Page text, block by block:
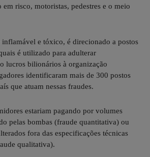
em risco, motoristas, pedestres e o meio
e tóxico, é direcionado a postos
é utilizado para adulterar
lucros bilionários à organização
identificaram mais de 300 postos
que atuam nessas fraudes.
estariam pagando por volumes
pelas bombas (fraude quantitativa) ou
fora das especificações técnicas
qualitativa).